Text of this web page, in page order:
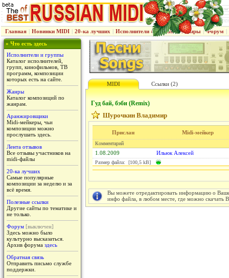
Главная | Новинки MIDI | 20-ка лучших | Исполнители & группы | Жанры | Форум |
» Что есть здесь
Исполнители и группы
Каталог исполнителей,
групп, кинофильмов, ТВ
программ, композиции
которых есть на сайте.
Жанры
Каталог композиций по
жанрам.
Аранжировщики
Midi-мейкеры, чьи
композиции можно
прослушать здесь.
Лента отзывов
Все отзывы участников на
midi-файлы
20-ка лучших
Самые популярные
композиции за неделю и за
всё время.
Полезные ссылки
Другие сайты по тематике и
не только.
Форум [выключен]
Здесь можно было
культурно высказаться.
Архив форума здесь
Обратная связь
Отправить письмо службе
поддержки.
MIDI Ссылки (2)
Гуд бай, бэби (Remix)
Шурочкин Владимир
Прислан Midi-мейкер
Комментарий
1.08.2009 Ильюк Алексей
Размер файла: [100,5 kB]
Вы можете отредактировать информацию о
инфо файла, в любом месте, где можно скачать